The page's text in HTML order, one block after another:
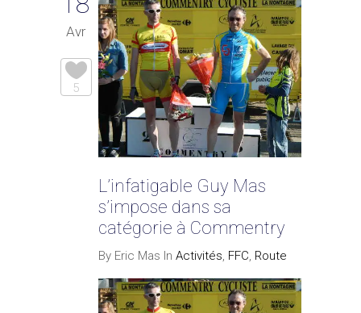
Avr
5
L’infatigable Guy Mas
s’impose dans sa
catégorie à Commentry
By Eric Mas In Activités FFC Route